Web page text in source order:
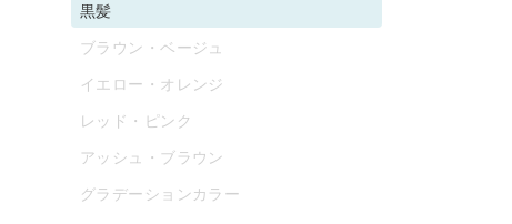
黒髪
ブラウン・ベージュ
イエロー・オレンジ
レッド・ピンク
アッシュ・ブラウン
グラデーションカラー